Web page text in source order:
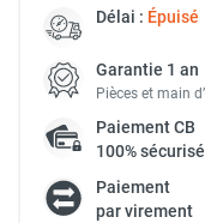
Délai : Épuisé
Garantie 1 an
Pièces et main
PaiementCB
100% sécurisé
Paiement
par virement